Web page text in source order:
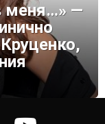
меня…» —
youtube